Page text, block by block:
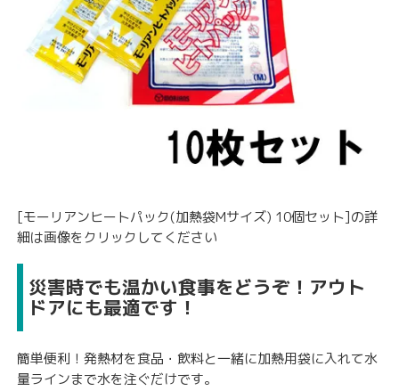
[モーリアンヒートパック(加熱袋Mサイズ) 10個セット]の詳
細は画像をクリックしてください
災害時でも温かい食事をどうぞ！アウト
ドアにも最適です！
簡単便利！発熱材を食品・飲料と一緒に加熱用袋に入れて水
量ラインまで水を注ぐだけです。